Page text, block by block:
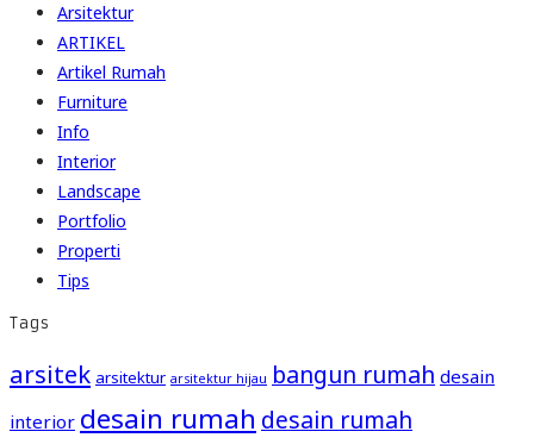
Arsitektur
ARTIKEL
Artikel Rumah
Furniture
Info
Interior
Landscape
Portfolio
Properti
Tips
Tags
arsitek arsitektur arsitektur hijau bangun rumah desain
interior desain rumah desain rumah